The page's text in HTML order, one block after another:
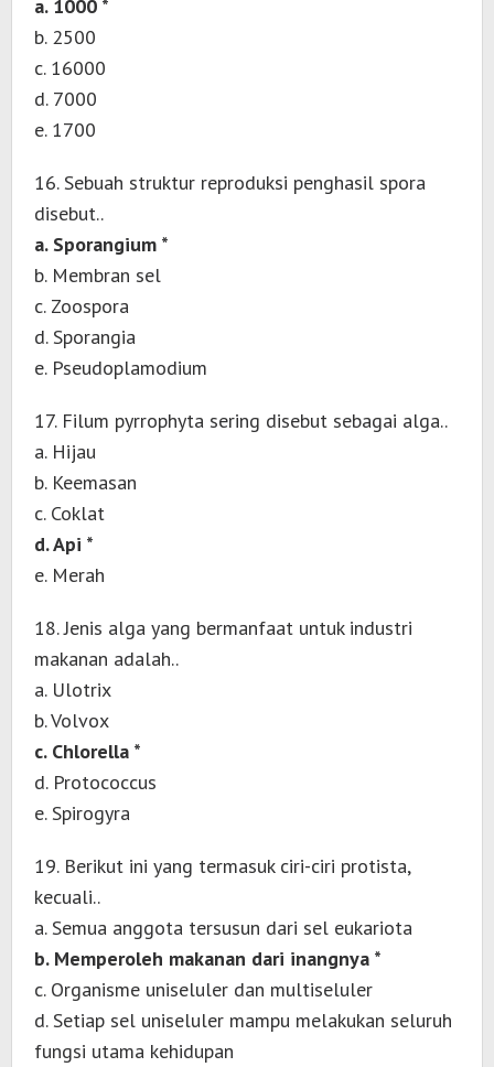
a. 1000 *
b. 2500
c. 16000
d. 7000
e. 1700
16. Sebuah struktur reproduksi penghasil spora
disebut..
a. Sporangium *
b. Membran sel
c. Zoospora
d. Sporangia
e. Pseudoplamodium
17. Filum pyrrophyta sering disebut sebagai alga..
a. Hijau
b. Keemasan
c. Coklat
d. Api *
e. Merah
18. Jenis alga yang bermanfaat untuk industri
makanan adalah..
a. Ulotrix
b. Volvox
c. Chlorella *
d. Protococcus
e. Spirogyra
19. Berikut ini yang termasuk ciri-ciri protista,
kecuali..
a. Semua anggota tersusun dari sel eukariota
b. Memperoleh makanan dari inangnya *
c. Organisme uniseluler dan multiseluler
d. Setiap sel uniseluler mampu melakukan seluruh
fungsi utama kehidupan